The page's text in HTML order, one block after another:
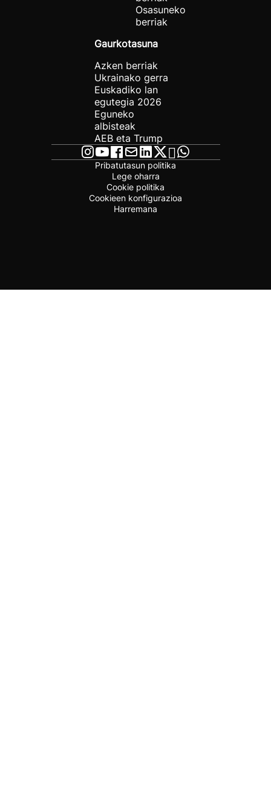
Osasuneko
berriak
Gaurkotasuna
Azken berriak
Ukrainako gerra
Euskadiko lan
egutegia 2026
Eguneko
albisteak
AEB eta Trump
Pribatutasun politika
Lege oharra
Cookie politika
Cookieen konfigurazioa
Harremana